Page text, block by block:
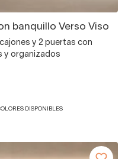
banquillo Verso Viso
y 2 puertas con
y organizados
DISPONIBLES